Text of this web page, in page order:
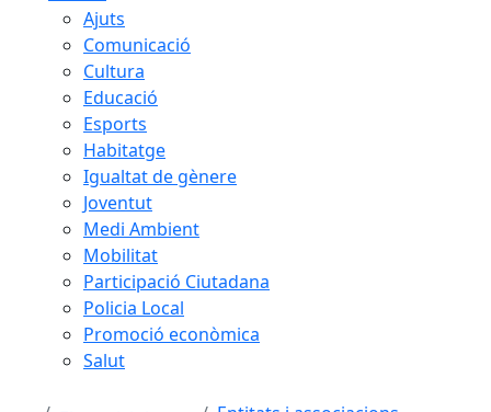
Ajuts
Comunicació
Cultura
Educació
Esports
Habitatge
Igualtat de gènere
Joventut
Medi Ambient
Mobilitat
Participació Ciutadana
Policia Local
Promoció econòmica
Salut